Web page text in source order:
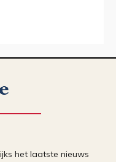
het laatste nieuws